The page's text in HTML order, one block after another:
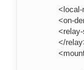
<local-
<on-
</